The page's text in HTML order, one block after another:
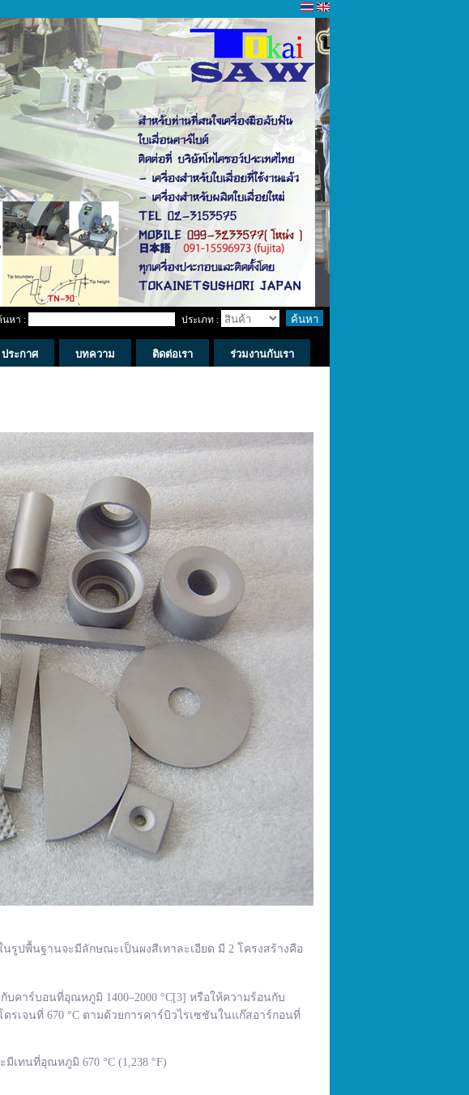
นหา : ประเภท :
ระกาศ บทความ ติดต่อเรา ร่วมงานกับเรา
รูปพื้นฐานจะมีลักษณะเป็นผงสีเทาละเอียด มี 2 โครงสร้างคือ
าร์บอนที่อุณหภูมิ 1400–2000 °C[3] หรือให้ความร้อนกับ
รเจนที่ 670 °C ตามด้วยการคาร์บิวไรเซชันในแก๊สอาร์กอนที่
เทนที่อุณหภูมิ 670 °C (1,238 °F)